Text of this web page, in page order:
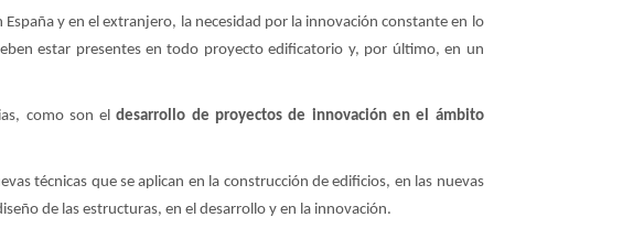
y en el extranjero, la necesidad por la innovación constante en lo
estar presentes en todo proyecto edificatorio y, por último, en un
como son eldesarrollo de proyectos de innovación en el ámbito
técnicas que se aplican en la construcción de edificios, en las nuevas
de las estructuras, en el desarrollo y en la innovación.